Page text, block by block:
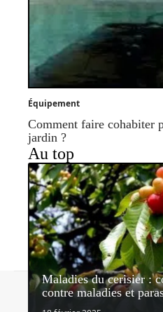
Équipement
Comment faire cohabiter
jardin ?
Au top
Maladies du cerisier :
contre maladies et
Contact Mentions